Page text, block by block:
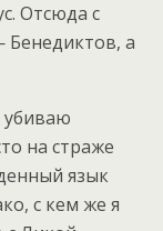
Отсюда с
Бенедиктов, а
убиваю
на страже
язык
с кем же я